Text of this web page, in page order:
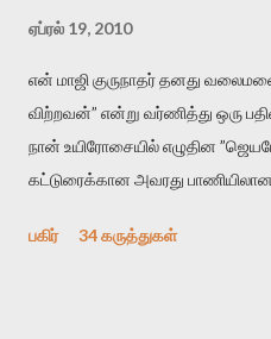
ஏப்ரல் 19, 2010
என் மாஜி குருநாதர் தனது
விற்றவன்” என்று வர்ணித்து ஒரு
நான் உயிரோசையில் எழுதின
கட்டுரைக்கான அவரது
பதிவை படித்த நண்பர்கள் பலரும்
பகிர் 34 கருத்துகள்